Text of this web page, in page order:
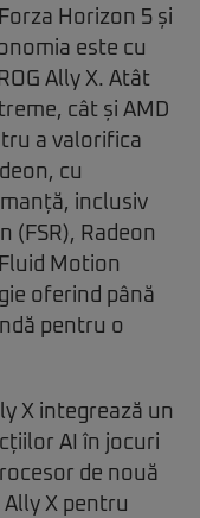
Horizon 5 și
este cu
Ally X. Atât
cât și AMD
a valorifica
cu
inclusiv
(FSR), Radeon
Motion
oferind până
pentru o
X integrează un
AI în jocuri
de nouă
X pentru